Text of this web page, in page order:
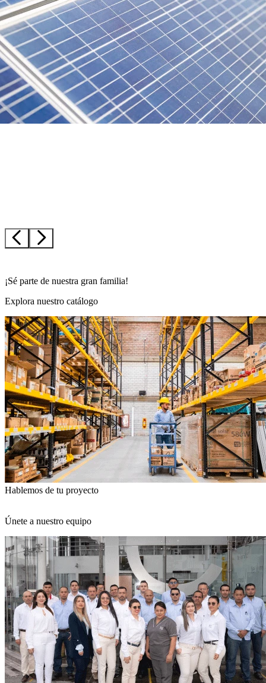
¡Sé parte de nuestra gran familia!
Explora nuestro catálogo
Hablemos de tu proyecto
Únete a nuestro equipo